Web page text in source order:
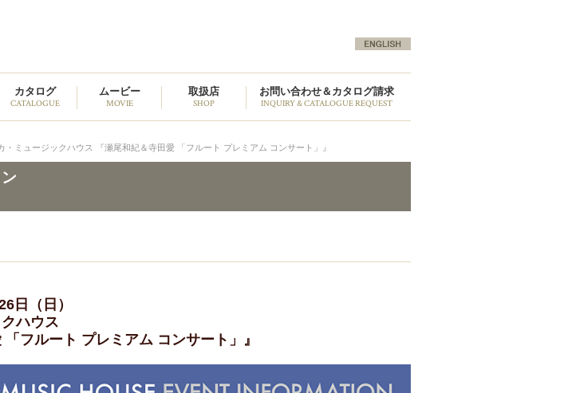
カタログ
CATALOGUE
ムービー
MOVIE
取扱店
SHOP
お問い合わせ＆カタログ請求
INQUIRY & CATALOGUE REQUEST
・ミュージックハウス 『瀬尾和紀＆寺田愛 「フルート プレミアム コンサート」』
日（日）
ハウス
「フルート プレミアム コンサート」』